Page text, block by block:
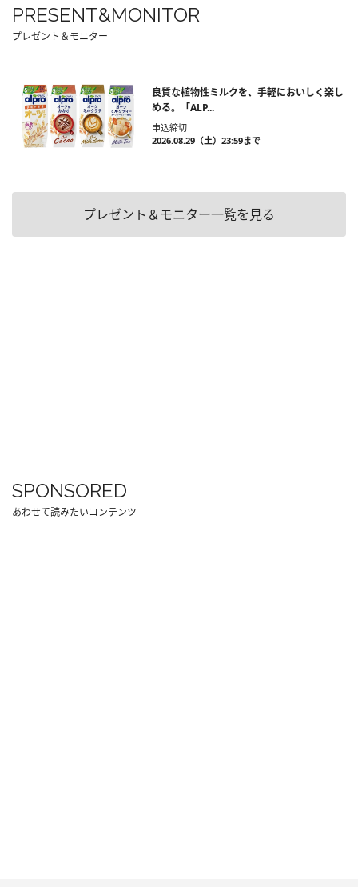
PRESENT&MONITOR
プレゼント＆モニター
良質な植物性ミルクを、手軽においしく楽し
める。「ALP...
申込締切
2026.08.29（土）23:59まで
プレゼント＆モニター一覧を見る
SPONSORED
あわせて読みたいコンテンツ